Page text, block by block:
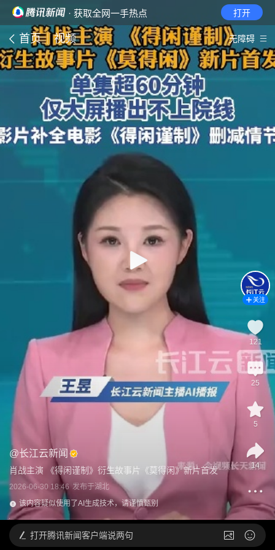
· 获取全网一手热点 打开
首页 视频 无障碍
@长江云新闻
肖战主演 《得闲谨制》衍生故事片《莫得闲》新片首发
2026-06-30 18:46 发布于湖北
该内容疑似使用了AI生成技术，请谨慎甄别
关注
121
25
5
14
打开腾讯新闻客户端说两句